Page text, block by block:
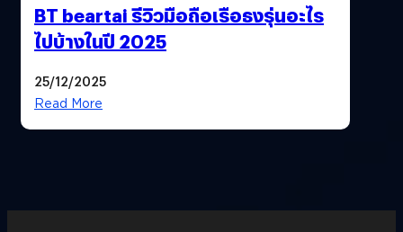
BT beartai รีวิวมือถือเรือธงรุ่นอะไร
ไปบ้างในปี 2025
25/12/2025
Read More